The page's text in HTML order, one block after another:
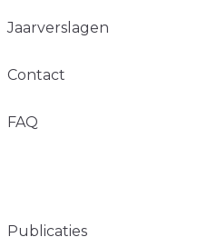
Jaarverslagen
Contact
FAQ
Publicaties